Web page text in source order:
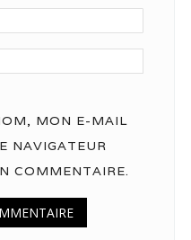
MON E-MAIL
NAVIGATEUR
COMMENTAIRE.